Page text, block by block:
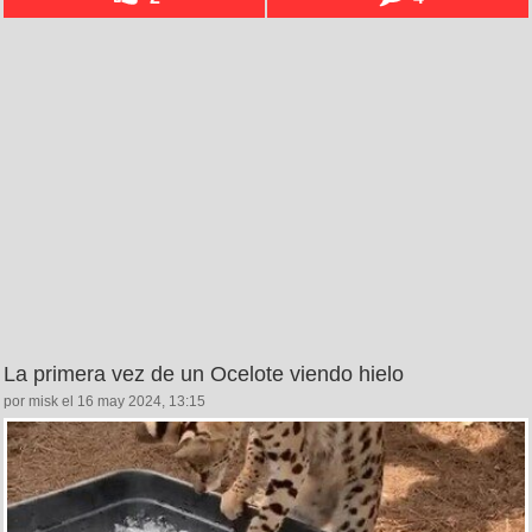
La primera vez de un Ocelote viendo hielo
por misk el 16 may 2024, 13:15